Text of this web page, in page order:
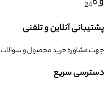
24
پشتیبانی آنلاین و تلفنی
جهت مشاوره خرید محصول و سوالات
دسترسی سریع